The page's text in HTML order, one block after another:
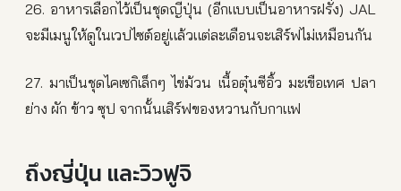
26. อาหารเลือกไว้เป็นชุดญี่ปุ่น (อีกแบบเป็นอาหารฝรั่ง) JAL
จะมีเมนูให้ดูในเวปไซต์อยู่แล้วแต่ละเดือนจะเสิร์ฟไม่เหมือนกัน
27. มาเป็นชุดไคเซกิเล็กๆ ไข่ม้วน เนื้อตุ๋นซีอิ้ว มะเขือเทศ ปลา
ย่าง ผัก ข้าว ซุป จากนั้นเสิร์ฟของหวานกับกาแฟ
ถึงญี่ปุ่น และวิวฟูจิ